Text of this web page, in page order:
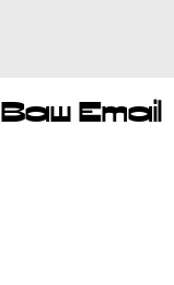
Ваш Email